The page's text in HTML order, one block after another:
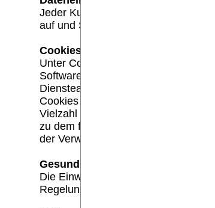
Jeder Kunde kann gemäß Art. 15
auf und Sie können einen Termin
Cookies:
Unter Cookies versteht man kleine
Software. sondern lediglich um eine
Diensteanbieter die Benutzung
Cookies einzusetzen. Dies kann
Vielzahl von Websites benutzt.
zu dem für ihn gespeicherten
der Verwendung von Cookies der
Gesundheitsdaten Art. 9 Abs 2a
Die Einwilligung zur Verarbeitung
Regelungen des SGB. Diese